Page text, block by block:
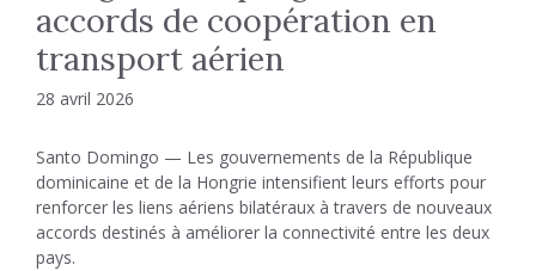
accords de coopération en
transport aérien
28 avril 2026
Santo Domingo — Les gouvernements de la République
dominicaine et de la Hongrie intensifient leurs efforts pour
renforcer les liens aériens bilatéraux à travers de nouveaux
accords destinés à améliorer la connectivité entre les deux
pays.